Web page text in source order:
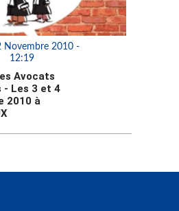
Novembre 2010 -
12:19
Avocats
- Les 3 et 4
2010 à